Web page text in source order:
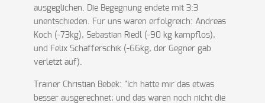
ausgeglichen. Die Begegnung endete mit 3:3
unentschieden. Für uns waren erfolgreich: Andreas
Koch (-73kg), Sebastian Riedl (-90 kg kampflos),
und Felix Schafferschik (-66kg, der Gegner gab
verletzt auf).
Trainer Christian Bebek: "Ich hatte mir das etwas
besser ausgerechnet; und das waren noch nicht die